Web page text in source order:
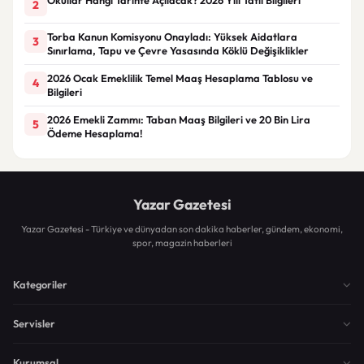
2
3
Torba Kanun Komisyonu Onayladı: Yüksek Aidatlara
Sınırlama, Tapu ve Çevre Yasasında Köklü Değişiklikler
4
2026 Ocak Emeklilik Temel Maaş Hesaplama Tablosu ve
Bilgileri
5
2026 Emekli Zammı: Taban Maaş Bilgileri ve 20 Bin Lira
Ödeme Hesaplama!
Yazar Gazetesi
Yazar Gazetesi - Türkiye ve dünyadan son dakika haberler, gündem, ekonomi,
spor, magazin haberleri
Kategoriler
Servisler